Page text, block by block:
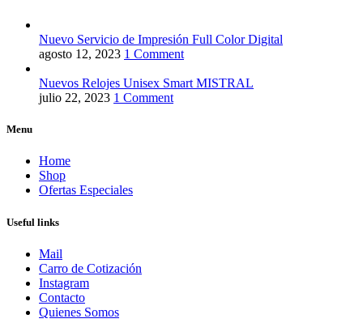
Nuevo Servicio de Impresión Full Color Digital
agosto 12, 2023 1 Comment
Nuevos Relojes Unisex Smart MISTRAL
julio 22, 2023 1 Comment
Menu
Home
Shop
Ofertas Especiales
Useful links
Mail
Carro de Cotización
Instagram
Contacto
Quienes Somos